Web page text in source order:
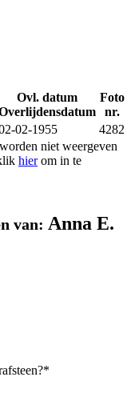
Ovl. datum
Foto
nr.
02-1955
4282
niet weergeven
hierom in te
van: Anna E.